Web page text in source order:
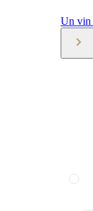
Un vin